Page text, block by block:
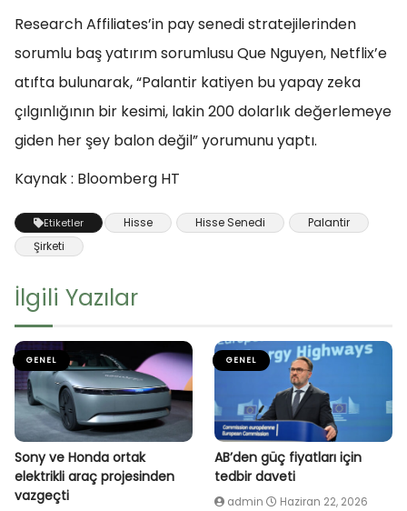
Research Affiliates’in pay senedi stratejilerinden
sorumlu baş yatırım sorumlusu Que Nguyen, Netflix’e
atıfta bulunarak, “Palantir katiyen bu yapay zeka
çılgınlığının bir kesimi, lakin 200 dolarlık değerlemeye
giden her şey balon değil” yorumunu yaptı.
Kaynak : Bloomberg HT
Etiketler Hisse Hisse Senedi
Palantir
Şirketi
İlgili Yazılar
GENEL
Sony ve Honda ortak
elektrikli araç projesinden
vazgeçti
GENEL
AB’den güç fiyatları için
tedbir daveti
admin Haziran 22, 2026